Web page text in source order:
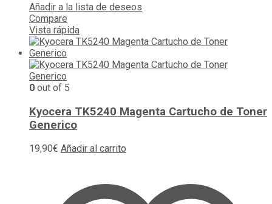
Añadir a la lista de deseos
Compare
Vista rápida
0 out of 5
Kyocera TK5240 Magenta Cartucho de Toner
Generico
19,90€ Añadir al carrito